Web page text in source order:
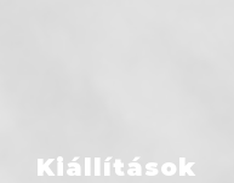
Kiállítások